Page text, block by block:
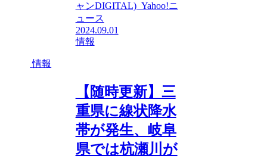
ャンDIGITAL) Yahoo!ニ
ュース
2024.09.01
情報
情報
【随時更新】三
重県に線状降水
帯が発生、岐阜
県では杭瀬川が